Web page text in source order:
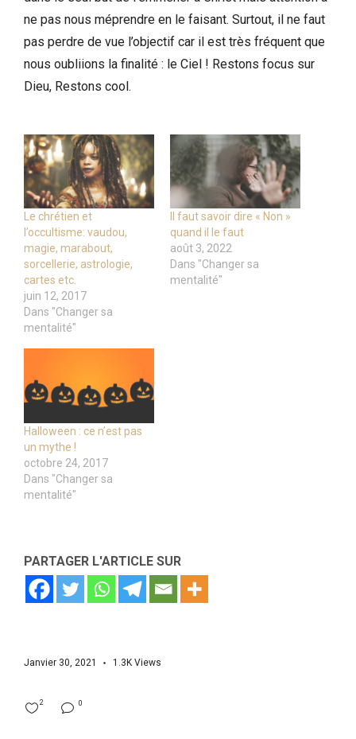
ne pas nous méprendre en le faisant. Surtout, il ne faut
pas perdre de vue l’objectif car il est très fréquent que
nous oubliions la finalité : le Ciel ! Restons focus sur
Dieu, Restons cool.
Le chrétien et
l’occultisme: vaudou,
magie, marabout,
sorcellerie, astrologie,
cartes etc.
juin 12, 2017
Dans "Changer sa
mentalité"
Il faut savoir dire « Non »
quand il le faut
août 3, 2022
Dans "Changer sa
mentalité"
Halloween : ce n’est pas
un mythe !
octobre 24, 2017
Dans "Changer sa
mentalité"
PARTAGER L'ARTICLE SUR
Janvier 30, 2021 1.3K Views
0
2